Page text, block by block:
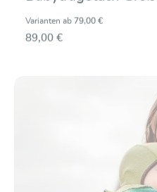
Varianten ab 79,00 €
89,00 €